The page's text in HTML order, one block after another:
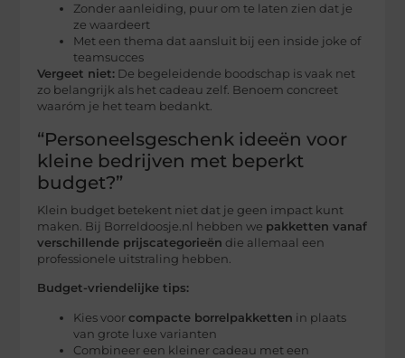
Zonder aanleiding, puur om te laten zien dat je
ze waardeert
Met een thema dat aansluit bij een inside joke of
teamsucces
Vergeet niet: De begeleidende boodschap is vaak net
zo belangrijk als het cadeau zelf. Benoem concreet
waaróm je het team bedankt.
“Personeelsgeschenk ideeën voor
kleine bedrijven met beperkt
budget?”
Klein budget betekent niet dat je geen impact kunt
maken. Bij Borreldoosje.nl hebben we pakketten vanaf
verschillende prijscategorieën die allemaal een
professionele uitstraling hebben.
Budget-vriendelijke tips:
Kies voorcompacte borrelpakketten in plaats
van grote luxe varianten
Combineer een kleiner cadeau met een